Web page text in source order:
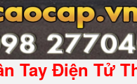
Tay Điện Tử